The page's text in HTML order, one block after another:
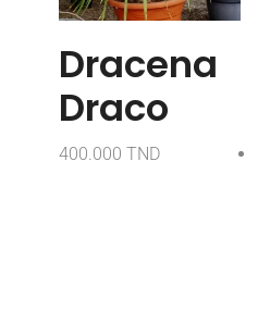
Dracena
Draco
400.000 TND